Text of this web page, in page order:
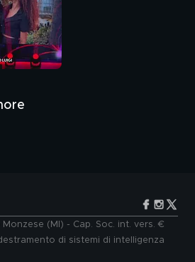
(MI) - Cap. Soc. int. vers. €
di sistemi di intelligenza